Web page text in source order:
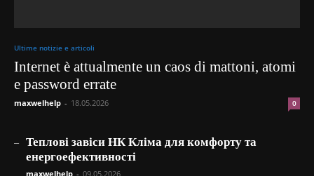
Ultime notizie e articoli
Internet è attualmente un caos di mattoni, atomi
e password errate
maxwelhelp - 18.05.2026 0
Теплові завіси НК Кліма для комфорту та
енергоефективності
maxwelhelp - 09.05.2026